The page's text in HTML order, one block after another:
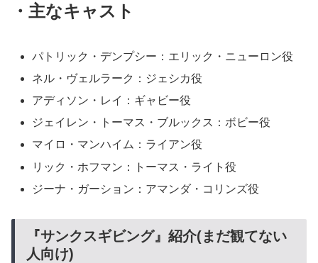
・主なキャスト
パトリック・デンプシー：エリック・ニューロン役
ネル・ヴェルラーク：ジェシカ役
アディソン・レイ：ギャビー役
ジェイレン・トーマス・ブルックス：ボビー役
マイロ・マンハイム：ライアン役
リック・ホフマン：トーマス・ライト役
ジーナ・ガーション：アマンダ・コリンズ役
『サンクスギビング』紹介(まだ観てない
人向け)